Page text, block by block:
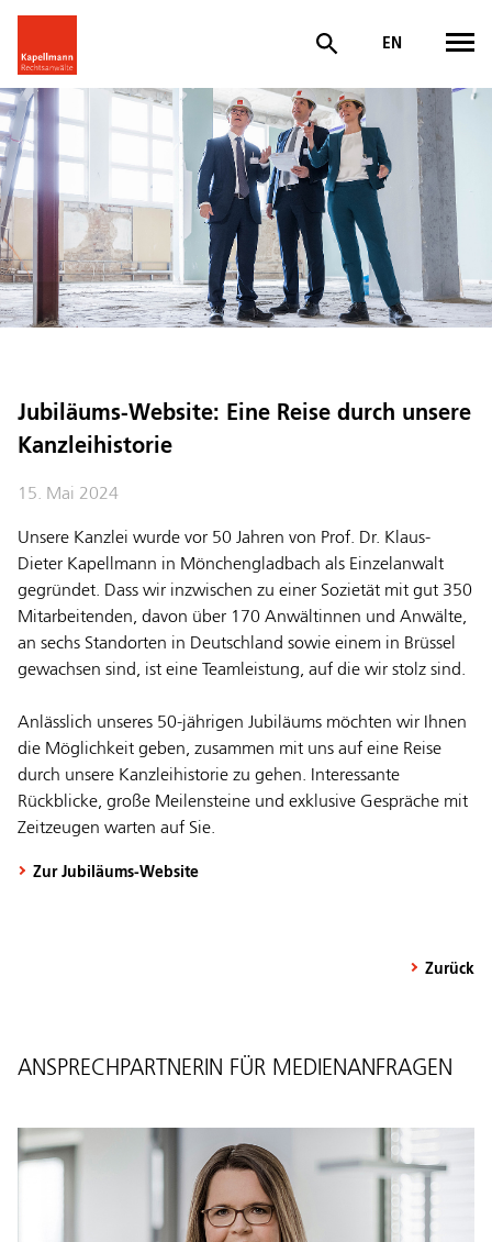
EN
Jubiläums-Website: Eine Reise durch unsere
Kanzleihistorie
15. Mai 2024
Unsere Kanzlei wurde vor 50 Jahren von Prof. Dr. Klaus-
Dieter Kapellmann in Mönchengladbach als Einzelanwalt
gegründet. Dass wir inzwischen zu einer Sozietät mit gut 350
Mitarbeitenden, davon über 170 Anwältinnen und Anwälte,
an sechs Standorten in Deutschland sowie einem in Brüssel
gewachsen sind, ist eine Teamleistung, auf die wir stolz sind.
Anlässlich unseres 50-jährigen Jubiläums möchten wir Ihnen
die Möglichkeit geben, zusammen mit uns auf eine Reise
durch unsere Kanzleihistorie zu gehen. Interessante
Rückblicke, große Meilensteine und exklusive Gespräche mit
Zeitzeugen warten auf Sie.
Zur Jubiläums-Website
Zurück
ANSPRECHPARTNERIN FÜR MEDIENANFRAGEN